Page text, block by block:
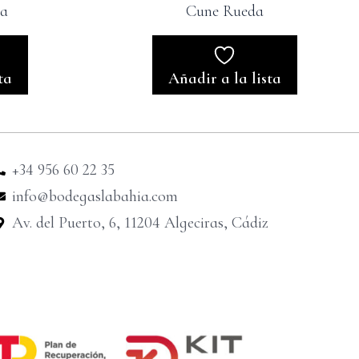
Cune Rueda
Añadir a la lista
+34 956 60 22 35
info@bodegaslabahia.com
Av. del Puerto, 6, 11204 Algeciras, Cádiz